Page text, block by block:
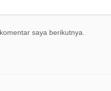
saya berikutnya.